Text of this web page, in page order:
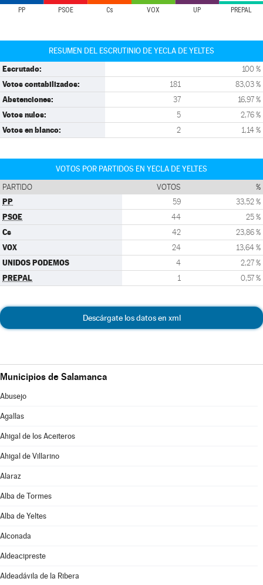
PP PSOE Cs VOX UP PREPAL
RESUMEN DEL ESCRUTINIO DE YECLA DE YELTES
Escrutado: 100 %
Votos contabilizados: 181 83,03 %
Abstenciones: 37 16,97 %
Votos nulos: 5 2,76 %
Votos en blanco: 2 1,14 %
VOTOS POR PARTIDOS EN YECLA DE YELTES
PARTIDO VOTOS %
PP 59 33,52 %
PSOE 44 25 %
Cs 42 23,86 %
VOX 24 13,64 %
UNIDOS PODEMOS 4 2,27 %
PREPAL 1 0,57 %
Descárgate los datos en xml
Municipios de Salamanca
Abusejo
Agallas
Ahigal de los Aceiteros
Ahigal de Villarino
Alaraz
Alba de Tormes
Alba de Yeltes
Alconada
Aldeacipreste
Aldeadávila de la Ribera